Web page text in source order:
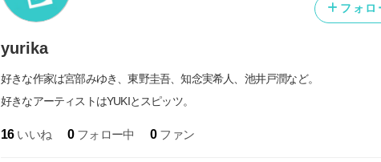
フォロ
yurika
好きな作家は宮部みゆき、東野圭吾、知念実希人、池井戸潤など。
好きなアーティストはYUKIとスピッツ。
16 いいね 0 フォロー中 0 ファン